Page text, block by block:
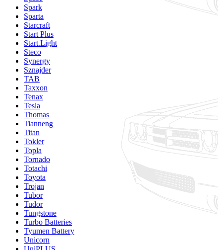
Spark
Sparta
Starcraft
Start Plus
Start.Light
Steco
Synergy
Sznajder
TAB
Taxxon
Tenax
Tesla
Thomas
Tianneng
Titan
Tokler
Topla
Tornado
Totachi
Toyota
Trojan
Tubor
Tudor
Tungstone
Turbo Batteries
Tyumen Battery
Unicorn